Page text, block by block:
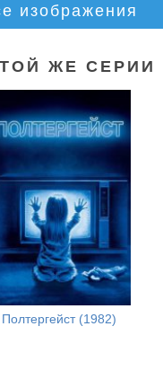
изображения
ЖЕ СЕРИИ
Полтергейст (1982)